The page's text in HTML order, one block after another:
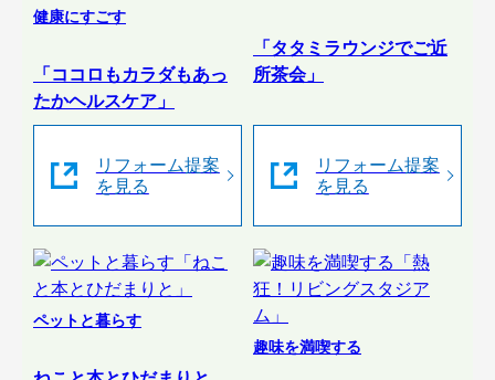
健康にすごす
「ココロもカラダもあっ
たかヘルスケア」
リフォーム提案
を見る
「タタミラウンジでご近
所茶会」
リフォーム提案
を見る
ペットと暮らす
趣味を満喫する